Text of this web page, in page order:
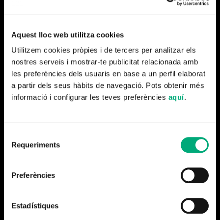
Aquest lloc web utilitza cookies
Utilitzem cookies pròpies i de tercers per analitzar els
nostres serveis i mostrar-te publicitat relacionada amb
les preferències dels usuaris en base a un perfil elaborat
a partir dels seus hàbits de navegació. Pots obtenir més
informació i configurar les teves preferències aquí.
Requeriments
Preferències
Estadístiques
Dirección: EULÀLIA GÓMEZ DURAN y XAVI VILA / Guion:
EULÀLIA GÓMEZ DURAN, XAVI VILA, ANNA-PRISCILA
MAGRIÑÀ / Producción Ejecutiva: FRANCESC
ESCRIBANO / Producción Ejecutiva DMAX: ZAIDA
SERRANO-PIEDECASAS, JAVIER LOPO y MARÍA
RUBIO / Producción Ejecutiva Veo Televisión: JUAN JOSÉ
MIREIA GAITÁN / Dirección de Producción: JORDI
MARQUÈS / Realización: XAVIER VILA / Imagen: JOSEP
SERRA, PATRICIO VIAL, TOMÁS YBARRA y XAVIER
PRISCILA MAGRIÑÀ / Edición: ROGER GISPERT y
CAMILA MARINONE / Grafismo: SERGI ESGLEAS /